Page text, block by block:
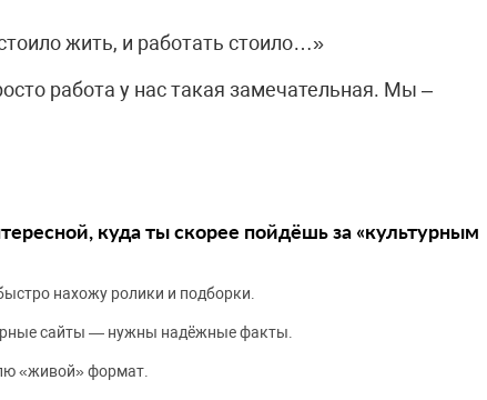
жить, и работать стоило…»
работа у нас такая замечательная. Мы –
куда ты скорее пойдёшь за «культурным
нахожу ролики и подборки.
сайты — нужны надёжные факты.
«живой» формат.